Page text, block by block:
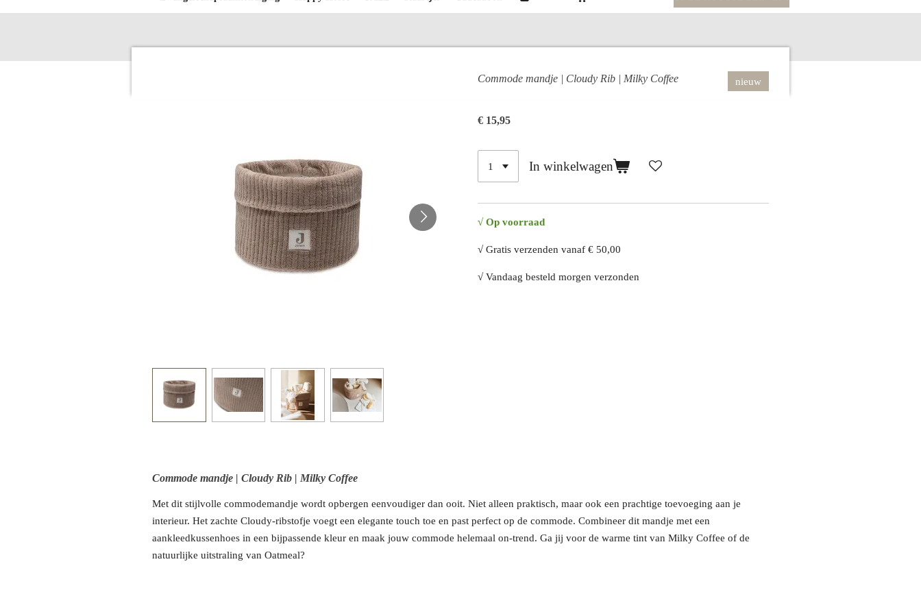
Commode mandje | Cloudy Rib | Milky Coffee nieuw
€ 15,95
In winkelwagen
√ Op voorraad
√ Gratis verzenden vanaf € 50,00
√ Vandaag besteld morgen verzonden
Commode mandje | Cloudy Rib | Milky Coffee
Met dit stijlvolle commodemandje wordt opbergen eenvoudiger dan ooit. Niet alleen praktisch, maar ook een prachtige toevoeging aan je
interieur. Het zachte Cloudy-ribstofje voegt een elegante touch toe en past perfect op de commode. Combineer dit mandje met een
aankleedkussenhoes in een bijpassende kleur en maak jouw commode helemaal on-trend. Ga jij voor de warme tint van Milky Coffee of de
natuurlijke uitstraling van Oatmeal?